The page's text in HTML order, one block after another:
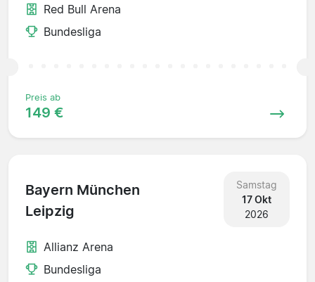
Red Bull Arena
Bundesliga
Preis ab
149 €
Bayern München
Leipzig
Samstag
17 Okt
2026
Allianz Arena
Bundesliga